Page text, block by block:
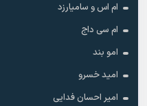
ام اس و سامیارزد
ام سی داج
امو بند
امید خسرو
امیر احسان فدایی